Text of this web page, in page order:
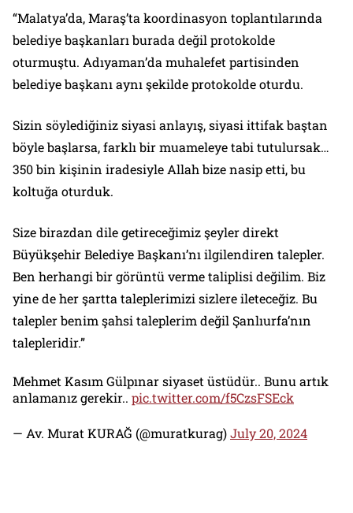
“Malatya’da, Maraş’ta koordinasyon toplantılarında
belediye başkanları burada değil protokolde
oturmuştu. Adıyaman’da muhalefet partisinden
belediye başkanı aynı şekilde protokolde oturdu.
Sizin söylediğiniz siyasi anlayış, siyasi ittifak baştan
böyle başlarsa, farklı bir muameleye tabi tutulursak…
350 bin kişinin iradesiyle Allah bize nasip etti, bu
koltuğa oturduk.
Size birazdan dile getireceğimiz şeyler direkt
Büyükşehir Belediye Başkanı’nı ilgilendiren talepler.
Ben herhangi bir görüntü verme taliplisi değilim. Biz
yine de her şartta taleplerimizi sizlere ileteceğiz. Bu
talepler benim şahsi taleplerim değil Şanlıurfa’nın
talepleridir.”
Mehmet Kasım Gülpınar siyaset üstüdür.. Bunu artık
anlamanız gerekir.. pic.twitter.com/f5CzsFSEck
— Av. Murat KURAĞ (@muratkurag)July 20, 2024